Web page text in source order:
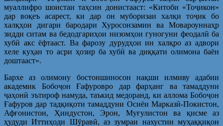
муаллифро шоистаи таҳсин донистааст: «Китоби «Тоҷикон»
дар воқеъ асарест, ки дар он муборизаи халқи тоҷик бо
халқҳои дигари бародари Хуросонзамин ва Мовароуннаҳр
зидди ситам ва бедодгариҳои низомҳои гуногуни феодалӣ ба
хубӣ акс ёфтааст. Ва фарозу дурудҳои ин халқро аз адвори
хеле куҳан то асри ҳозир ба хубӣ ва диққати олимона баён
доштааст».
Бархе аз олимону бостоншиносон нақши илмиву адабии
академик Бобоҷон Ғафуровро дар фарҳанг ва тамаддуни
ҷаҳонӣ эътироф намуда, таъкид медоранд, ки аллома Бобоҷон
Ғафуров дар тадқиқоти тамаддуни Осиёи Марказӣ-Покистон,
Афғонистон, Ҳиндустон, Эрон, Муғулистон ва қисме аз
ҳудуди Иттиҳоди Шӯравӣ, аз зумраи нахустин муҳаққиқон